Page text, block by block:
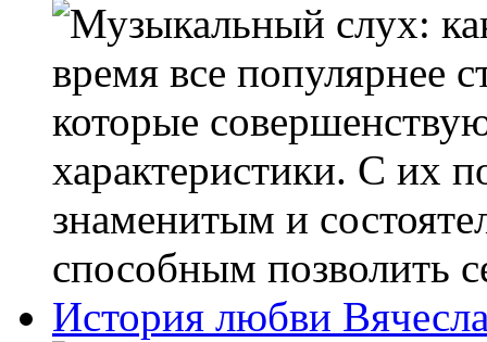
время все популярнее
которые
характеристики. С их
знаменитым и
способным позволить
История любви